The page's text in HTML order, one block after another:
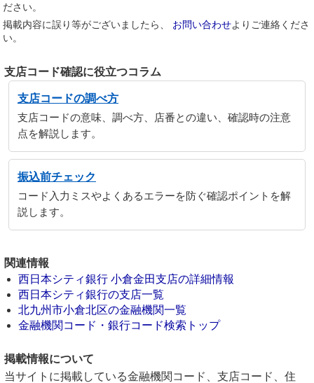
ださい。
掲載内容に誤り等がございましたら、 お問い合わせよりご連絡くださ
い。
支店コード確認に役立つコラム
支店コードの調べ方
支店コードの意味、調べ方、店番との違い、確認時の注意
点を解説します。
振込前チェック
コード入力ミスやよくあるエラーを防ぐ確認ポイントを解
説します。
関連情報
西日本シティ銀行 小倉金田支店の詳細情報
西日本シティ銀行の支店一覧
北九州市小倉北区の金融機関一覧
金融機関コード・銀行コード検索トップ
掲載情報について
当サイトに掲載している金融機関コード、支店コード、住